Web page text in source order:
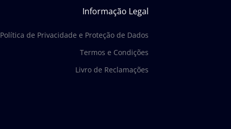
Informação Legal
Política de Privacidade e Proteção de Dados
Termos e Condições
Livro de Reclamações